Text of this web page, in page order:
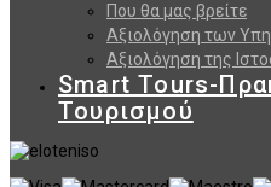
Που θα μας βρείτε
Αξιολόγηση των
Αξιολόγηση της
Smart Tours-
Τουρισμού